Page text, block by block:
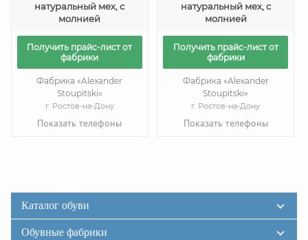
натуральный мех, с
молнией
Получить прайс-лист от
фабрики
Фабрика «Alexander
Stoupitski»
г. Ростов-на-Дону
Показать телефоны
натуральный мех, с
молнией
Получить прайс-лист от
фабрики
Фабрика «Alexander
Stoupitski»
г. Ростов-на-Дону
Показать телефоны
Каталог обуви
Обувные фабрики